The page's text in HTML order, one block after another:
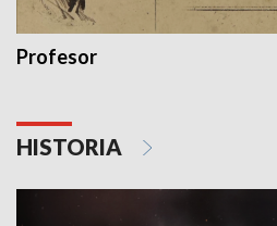
Profesor
HISTORIA